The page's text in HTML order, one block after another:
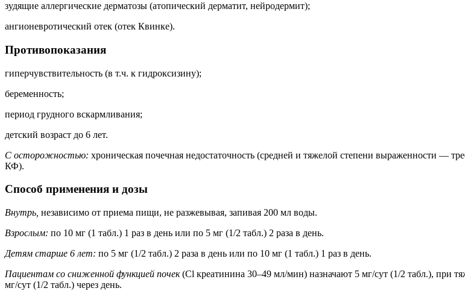
зудящие аллергические дерматозы (атопический дерматит, нейродермит);
ангионевротический отек (отек Квинке).
Противопоказания
гиперчувствительность (в т.ч. к гидроксизину);
беременность;
период грудного вскармливания;
детский возраст до 6 лет.
С осторожностью: хроническая почечная недостаточность (средней и тяжелой степени выраженности —
КФ).
Способ применения и дозы
Внутрь, независимо от приема пищи, не разжевывая, запивая 200 мл воды.
Взрослым: по 10 мг (1 табл.) 1 раз в день или по 5 мг (1/2 табл.) 2 раза в день.
Детям старше 6 лет: по 5 мг (1/2 табл.) 2 раза в день или по 10 мг (1 табл.) 1 раз в день.
Пациентам со сниженной функцией почек(Cl креатинина 30–49 мл/мин) назначают 5 мг/сут (1/2 табл.), при
мг/сут (1/2 табл.) через день.